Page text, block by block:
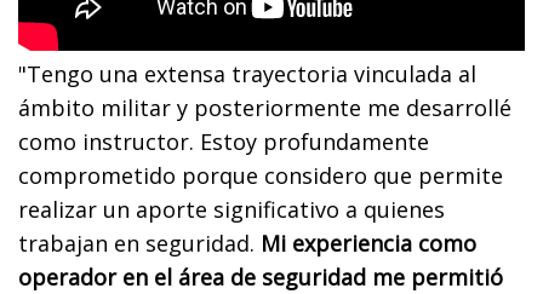
"Tengo una extensa trayectoria vinculada al
ámbito militar y posteriormente me desarrollé
como instructor. Estoy profundamente
comprometido porque considero que permite
realizar un aporte significativo a quienes
trabajan en seguridad. Mi experiencia como
operador en el área de seguridad me permitió